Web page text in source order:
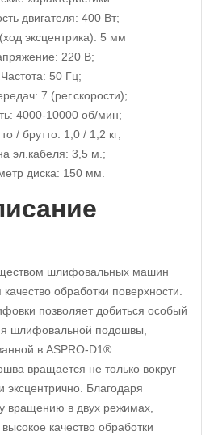
двигателя: 400 Вт;
эксцентрика): 5 мм
220 В;
Частота: 50 Гц;
7 (рег.скорости);
4000-10000 об/мин;
/ брутто: 1,0 / 1,2 кг;
эл.кабеля: 3,5 м.;
диска: 150 мм.
шлифовальных машин
обработки поверхности.
позволяет добиться особый
шлифовальной подошвы,
в ASPRO-D1®.
вращается не только вокруг
эксцентрично. Благодаря
вращению в двух режимах,
качество обработки